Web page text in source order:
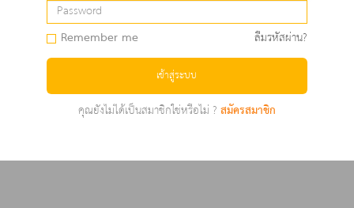
Remember me ลืมรหัสผ่าน?
เข้าสู่ระบบ
คุณยังไม่ได้เป็นสมาชิกใช่หรือไม่ ?สมัครสมาชิก